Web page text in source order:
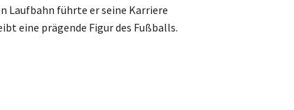
Laufbahn führte er seine Karriere
eine prägende Figur des Fußballs.